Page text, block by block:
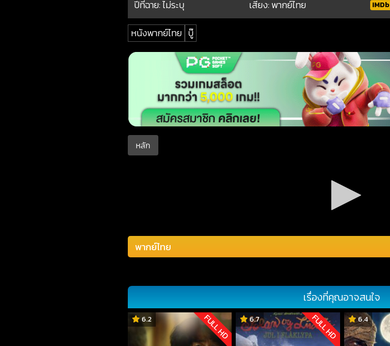
ปีที่ฉาย:ไม่ระบุ เสียง: พากย์ไทย IMDb
หนังพากย์ไทย บู๊
หลัก
เรื่องที่คุณอาจสนใจ
6.2 FULL HD 6.7 FULL HD 6.4